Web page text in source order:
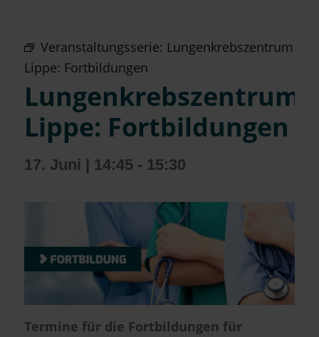
Veranstaltungsserie: Lungenkrebszentrum
Lippe: Fortbildungen
Lungenkrebszentrum
Lippe: Fortbildungen
17. Juni | 14:45 - 15:30
Termine für die Fortbildungen für